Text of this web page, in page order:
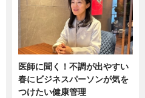
医師に聞く！不調が出やすい
春にビジネスパーソンが気を
つけたい健康管理